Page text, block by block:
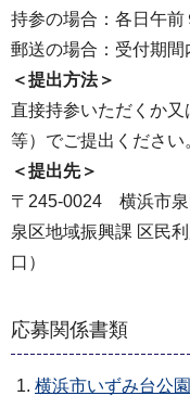
持参の場合：各日午
郵送の場合：受付期間
＜提出方法＞
直接持参いただくか
等）でご提出ください
＜提出先＞
〒245-0024 横浜市泉
泉区地域振興課 区民
口）
応募関係書類
横浜市いずみ台公